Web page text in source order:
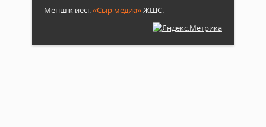
Меншік иесі:«Сыр медиа»ЖШС.